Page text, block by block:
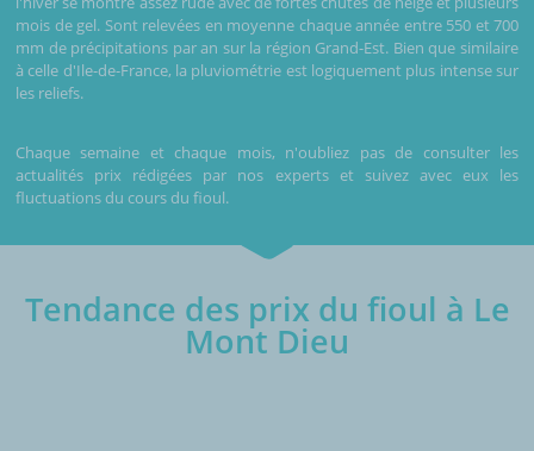
mois de gel. Sont relevées en moyenne chaque année entre 550 et 700
mm de précipitations par an sur la région Grand-Est. Bien que similaire
à celle d'Ile-de-France, la pluviométrie est logiquement plus intense sur
les reliefs.
Chaque semaine et chaque mois, n'oubliez pas de consulter les
actualités prix rédigées par nos experts et suivez avec eux les
fluctuations du cours du fioul.
Tendance des prix du fioul à Le
Mont Dieu